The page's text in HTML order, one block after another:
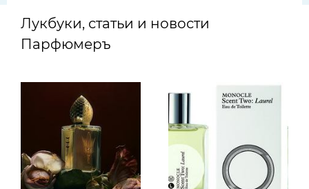
Лукбуки, статьи и новости
Парфюмеръ